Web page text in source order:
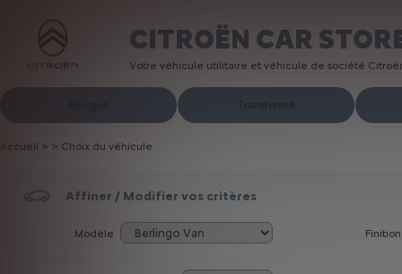
CITROËN CAR
Votre véhicule utilitaire et véhicule de société
Transformé
Accueil > > Choix du véhicule
Affiner / Modifier vos critères
Modèle Finition